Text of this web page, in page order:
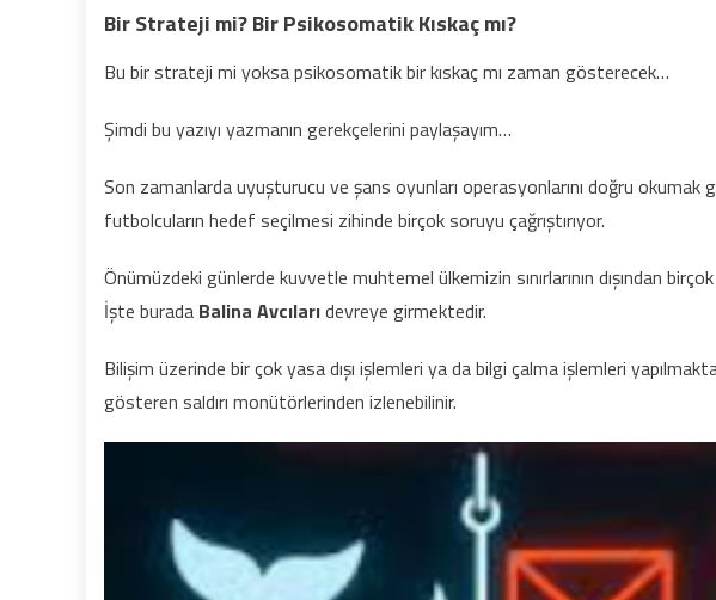
Bir Strateji mi? Bir Psikosomatik Kıskaç mı?
Bu bir strateji mi yoksa psikosomatik bir kıskaç mı zaman gösterecek…
Şimdi bu yazıyı yazmanın gerekçelerini paylaşayım…
Son zamanlarda uyuşturucu ve şans oyunları operasyonlarını doğru okumak
futbolcuların hedef seçilmesi zihinde birçok soruyu çağrıştırıyor.
Önümüzdeki günlerde kuvvetle muhtemel ülkemizin sınırlarının dışından
İşte burada Balina Avcılarıdevreye girmektedir.
Bilişim üzerinde bir çok yasa dışı işlemleri ya da bilgi çalma işlemleri
gösteren saldırı monütörlerinden izlenebilinir.